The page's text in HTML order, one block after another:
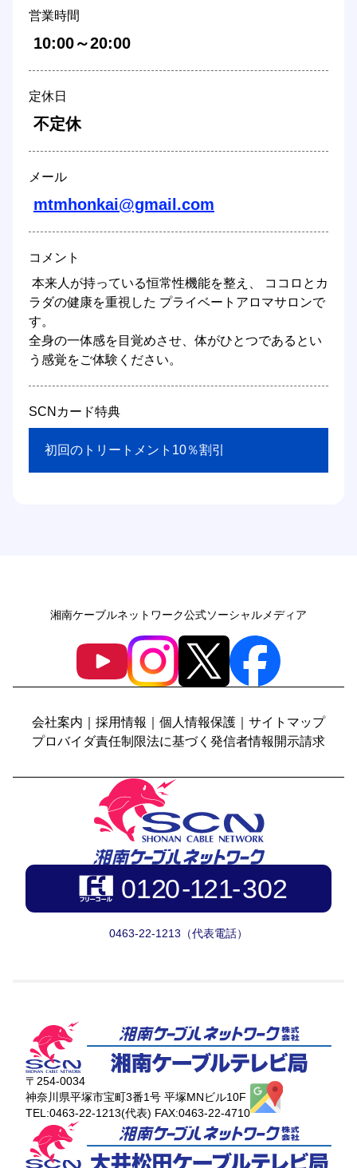
営業時間
10:00～20:00
定休日
不定休
メール
mtmhonkai@gmail.com
コメント
ラダの健康を重視した プライベートアロマサロンで
す。
全身の一体感を目覚めさせ、体がひとつであるとい
う感覚をご体験ください。
SCNカード特典
初回のトリートメント10％割引
湘南ケーブルネットワーク公式ソーシャルメディア
0463-22-1213（代表電話）
会社案内 採用情報 個人情報保護
サイトマップ
プロバイダ責任制限法に基づく発信者情報開示請求
〒254-0034
神奈川県平塚市宝町3番1号 平塚MNビル10F
TEL:0463-22-1213(代表) FAX:0463-22-4710